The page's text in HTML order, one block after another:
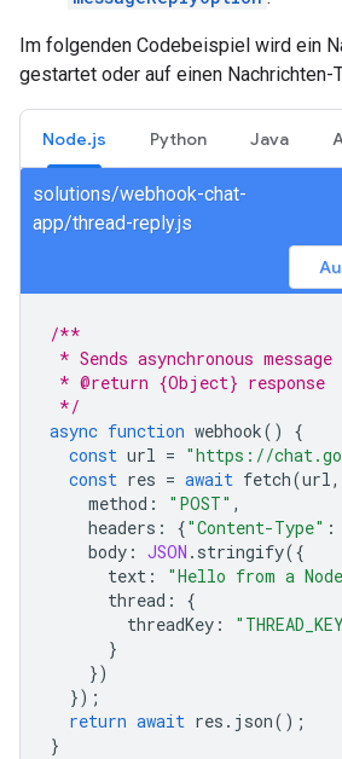
Im folgenden Codebeispiel wird ein
gestartet oder auf einen Nachrichten-
Node.js Python Java
solutions/webhook-chat-
app/thread-reply.js
/**
* Sends asynchronous
* @return {Object} response
*/
async function webhook()
{
const url = "https://
const res = await fetch(url,
method : "POST" ,
headers : {"Content-Type" :
body : JSON . stringify({
text : "Hello from a
thread :
{
threadKey :
}
})
});
return await res . json();
}